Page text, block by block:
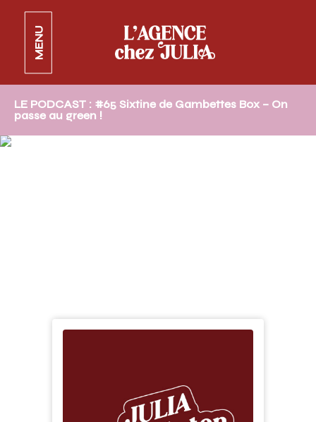
MENU
LE PODCAST : #65 Sixtine de Gambettes Box – On
passe au green !